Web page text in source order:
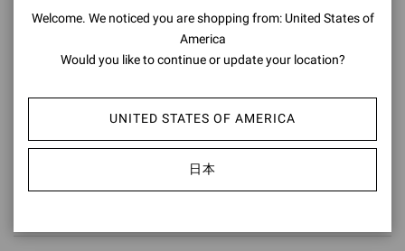
プラリネピンクのスエード素材とヌードのオーガンジー素材を組
み合わせ、スワロフスキークリスタルがグラデーション風にあし
ひねりがプラスされています。85mmのヒールを備え、シンデレラ
構成: 20% スエード + 80% 生地
ヒールの高さ: 85 mm
モデルコード: G20475.85RIC
Welcome. We noticed you are shopping from: United States of
America
Would you like to continue or update your location?
UNITED STATES OF AMERICA
日本